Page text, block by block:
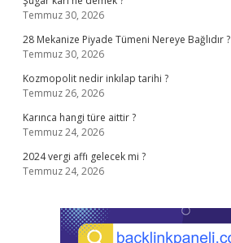
Temmuz 30, 2026
28 Mekanize Piyade Tümeni Nereye Bağlıdır ?
Temmuz 30, 2026
Kozmopolit nedir inkılap tarihi ?
Temmuz 26, 2026
Karınca hangi türe aittir ?
Temmuz 24, 2026
2024 vergi affı gelecek mi ?
Temmuz 24, 2026